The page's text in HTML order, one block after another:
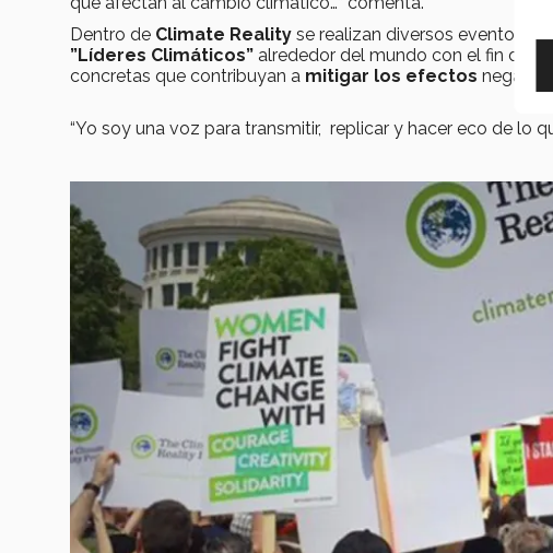
Dentro de Climate Reality se realizan diversos eventos y
”Líderes Climáticos” alrededor del mundo con el fin de
concretas que contribuyan a mitigar los efectos
“Yo soy una voz para transmitir, replicar y hacer eco de lo